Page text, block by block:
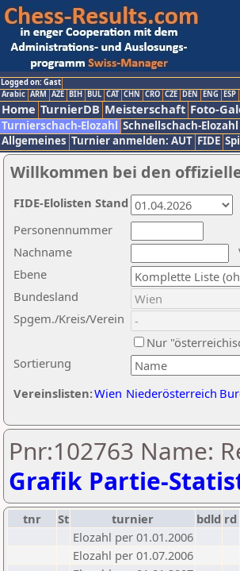
Logged on: Gast
Arabic ARM AZE BIH BUL CAT CHN CRO CZE DEN ENG ESP
Home TurnierDB Meisterschaft Foto-
Turnierschach-Elozahl Schnellschach-Elozahl
Allgemeines Turnier anmelden: AUT FIDE
Willkommen bei den
Nachname
Ebene
Sortierung
Personennummer
Bundesland
Spgem./Kreis/Verein
Nur
Vereinslisten:Wien Niederösterreich
FIDE-Elolisten Stand
Pnr:102763 Name:
Grafik Partie-
tnr St turnier bdld rd
Elozahl per 01.01.2006
Elozahl per 01.07.2006